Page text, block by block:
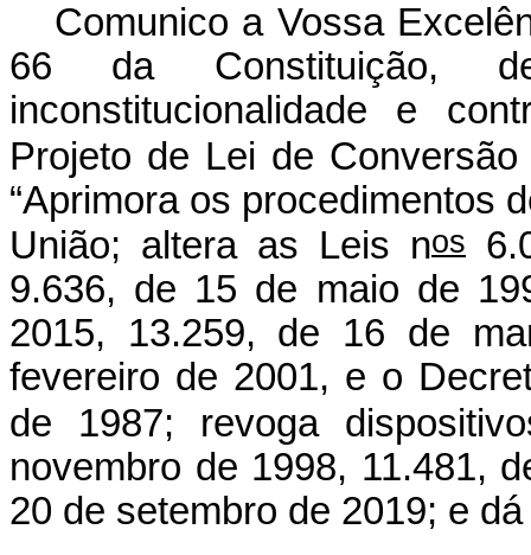
Comunico a Vossa
66 da Constituição,
inconstitucionalidade e
Projeto de Lei de
“Aprimora os procedimentos
União; altera as Leis nos
9.636, de 15 de maio de
2015, 13.259, de 16 de
fevereiro de 2001, e o
de 1987; revoga
novembro de 1998, 11.481,
20 de setembro de 2019; e